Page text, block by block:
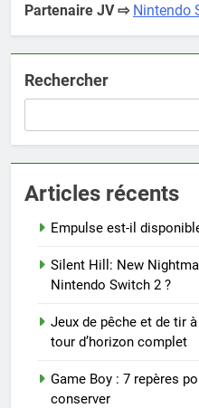
Partenaire JV ⇨ Nintendo
Rechercher
Articles récents
Empulse est-il
Silent Hill: New
Nintendo Switch 2 ?
Jeux de pêche et de tir
tour d’horizon complet
Game Boy : 7 repères
conserver